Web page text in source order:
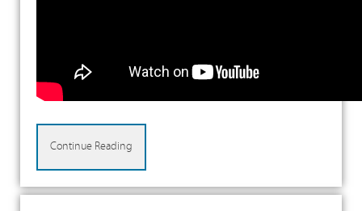
Continue Reading